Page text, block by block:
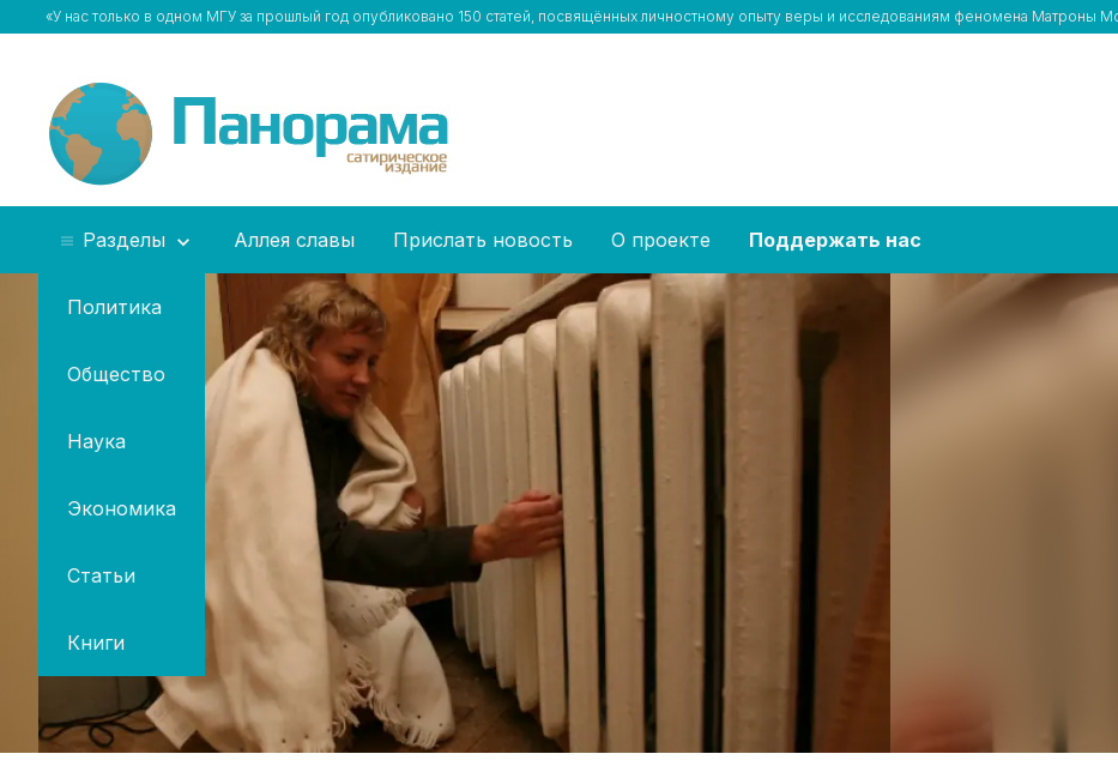
«У нас только в одном МГУ за прошлый год опубликовано 150 статей, посвящённых личностному опыту веры и исследованиям феномена Матроны
Разделы
Политика
Общество
Наука
Экономика
Статьи
Книги
Аллея славы Прислать новость О проекте Поддержать нас